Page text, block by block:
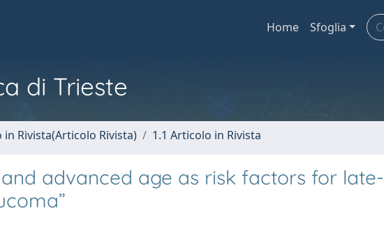
Home Sfoglia
di Trieste
Rivista(Articolo Rivista) 1.1 Articolo in Rivista
advanced age as risk factors for late-